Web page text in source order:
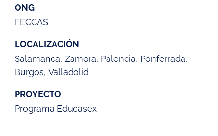
ONG
FECCAS
LOCALIZACIÓN
Salamanca, Zamora, Palencia, Ponferrada,
Burgos, Valladolid
PROYECTO
Programa Educasex